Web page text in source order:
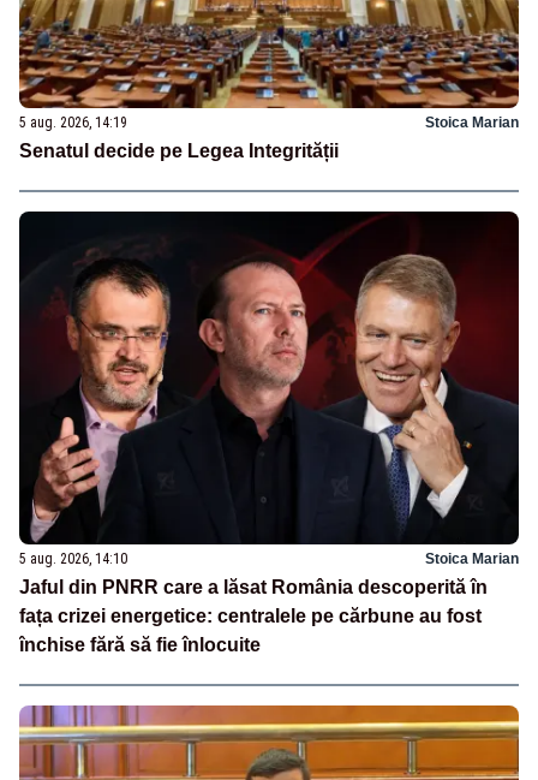
5 aug. 2026, 14:19 Stoica Marian
Senatul decide pe Legea Integrității
5 aug. 2026, 14:10 Stoica Marian
Jaful din PNRR care a lăsat România descoperită în
fața crizei energetice: centralele pe cărbune au fost
închise fără să fie înlocuite